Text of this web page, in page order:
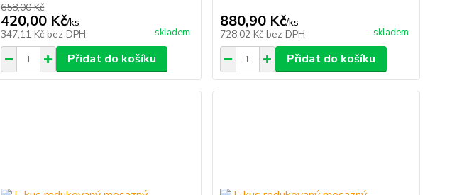
658,00 Kč
420,00 Kč/ks
347,11 Kč bez DPH skladem
Přidat do košíku
880,90 Kč/ks
728,02 Kč bez DPH skladem
Přidat do košíku